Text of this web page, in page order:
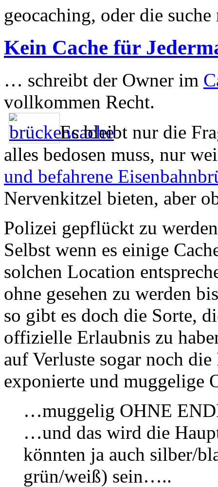
geocaching, oder die
Kein Cache für
… schreibt der Owner im
vollkommen Recht.
Es bleibt nur die
alles bedosen muss, nur
und befahrene
Nervenkitzel bieten, aber
Polizei gepflückt zu
Selbst wenn es einige
solchen Location
ohne gesehen zu werden
so gibt es doch die Sorte,
offizielle Erlaubnis zu
auf Verluste sogar noch
exponierte und muggelige
…muggelig OHNE
…und das wird die
könnten ja auch silber/
grün/weiß) sein…..